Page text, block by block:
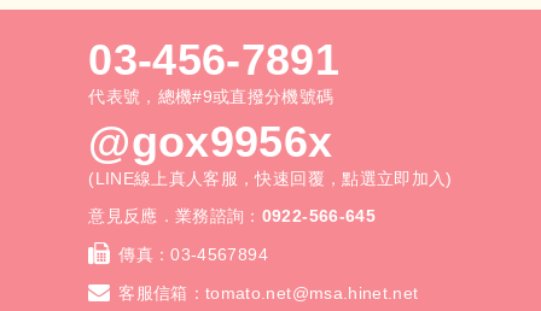
03-456-7891
代表號，總機#9或直撥分機號碼
@gox9956x
(LINE線上真人客服，快速回覆，點選立即加入)
意見反應．業務諮詢： 0922-566-645
傳真：03-4567894
客服信箱：tomato.net@msa.hinet.net